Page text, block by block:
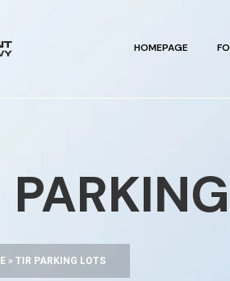
HOMEPAGE
» TIR PARKING LOTS